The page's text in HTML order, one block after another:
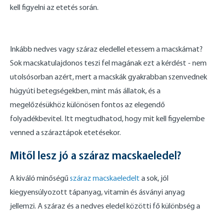
kell figyelni az etetés során.
Inkább nedves vagy száraz eledellel etessem a macskámat?
Sok macskatulajdonos teszi fel magának ezt a kérdést - nem
utolsósorban azért, mert a macskák gyakrabban szenvednek
húgyúti betegségekben, mint más állatok, és a
megelőzésükhöz különösen fontos az elegendő
folyadékbevitel. Itt megtudhatod, hogy mit kell figyelembe
venned a száraztápok etetésekor.
Mitől lesz jó a száraz macskaeledel?
A kiváló minőségűszáraz macskaeledelt a sok, jól
kiegyensúlyozott tápanyag, vitamin és ásványi anyag
jellemzi. A száraz és a nedves eledel közötti fő különbség a